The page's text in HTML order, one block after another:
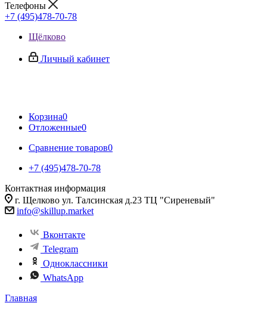
Телефоны
+7 (495)478-70-78
Щёлково
Личный кабинет
Корзина0
Отложенные0
Сравнение товаров0
+7 (495)478-70-78
Контактная информация
г. Щелково ул. Талсинская д.23 ТЦ "Сиреневый"
info@skillup.market
Вконтакте
Telegram
Одноклассники
WhatsApp
Главная